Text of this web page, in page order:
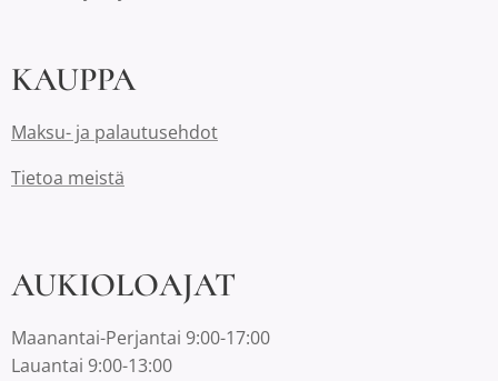
KAUPPA
Maksu- ja palautusehdot
Tietoa meistä
AUKIOLOAJAT
Maanantai-Perjantai 9:00-17:00
Lauantai 9:00-13:00